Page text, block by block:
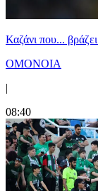
Καζάνι που...
ΟΜΟΝΟΙΑ
|
08:40